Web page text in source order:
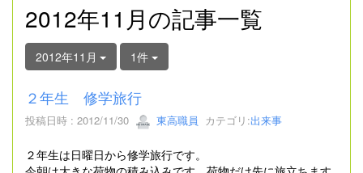
2012年11月の記事一覧
2012年11月 1件
２年生 修学旅行
投稿日時 : 2012/11/30 東高職員 カテゴリ:出来事
２年生は日曜日から修学旅行です。